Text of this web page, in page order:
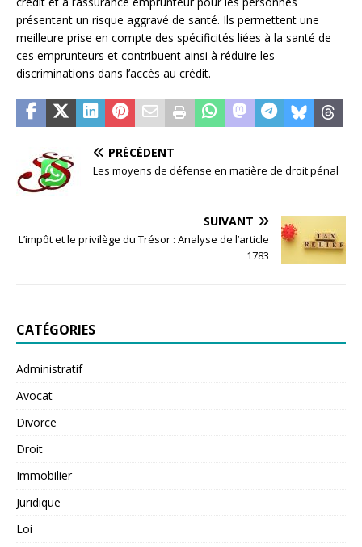
présentant un risque aggravé de santé. Ils permettent une
meilleure prise en compte des spécificités liées à la santé de
ces emprunteurs et contribuent ainsi à réduire les
discriminations dans l’accès au crédit.
PRÉCÉDENT
Les moyens de défense en matière de droit pénal
SUIVANT
L’impôt et le privilège du Trésor : Analyse de l’article
1783
CATÉGORIES
Administratif
Avocat
Divorce
Droit
Immobilier
Juridique
Loi